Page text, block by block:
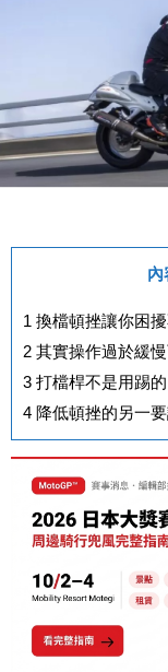
內
1 換檔頓挫讓你困擾
2 其實操作過於緩
3 打檔桿不是用踢
4 降低頓挫的另一